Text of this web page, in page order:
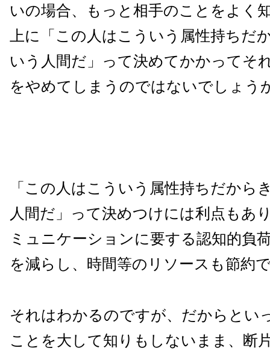
いの場合、もっと相手のことをよく
上に「この人はこういう属性持ちだ
いう人間だ」って決めてかかってそ
をやめてしまうのではないでしょう
「この人はこういう属性持ちだから
人間だ」って決めつけには利点もあ
ミュニケーションに要する認知的負
を減らし、時間等のリソースも節約
それはわかるのですが、だからとい
ことを大して知りもしないまま、断